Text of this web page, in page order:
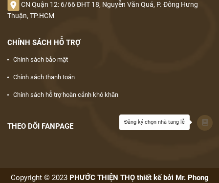
CN Quận 12: 6/66 ĐHT 18, Nguyễn Văn Quá, P. Đông Hưng
Thuận, TP.HCM
CHÍNH SÁCH HỖ TRỢ
Chính sách bảo mật
Chính sách thanh toán
Chính sách hỗ trợ hoàn cảnh khó khăn
THEO DÕI FANPAGE
Copyright © 2023 PHƯỚC THIỆN THỌ thiết kế bởi Mr. Phong
Đăng ký chọn nhà tang lễ